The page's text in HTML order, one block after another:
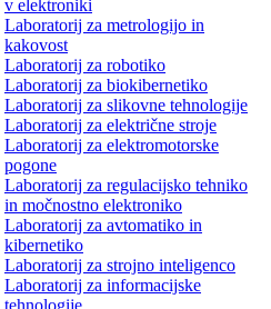
v elektroniki
Laboratorij za metrologijo in
kakovost
Laboratorij za robotiko
Laboratorij za biokibernetiko
Laboratorij za slikovne tehnologije
Laboratorij za električne stroje
Laboratorij za elektromotorske
pogone
Laboratorij za regulacijsko tehniko
in močnostno elektroniko
Laboratorij za avtomatiko in
kibernetiko
Laboratorij za strojno inteligenco
Laboratorij za informacijske
tehnologije